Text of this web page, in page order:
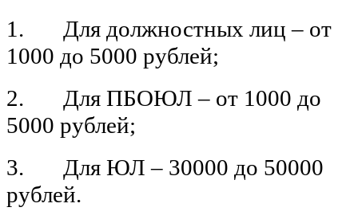
1. Для должностных лиц – от
1000 до 5000 рублей;
2. Для ПБОЮЛ – от 1000 до
5000 рублей;
3. Для ЮЛ – 30000 до 50000
рублей.